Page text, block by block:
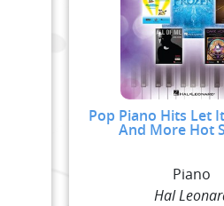
Pop Piano Hits Let
And More Hot
Piano
Hal